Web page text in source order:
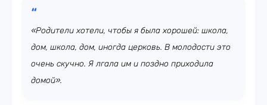
«Родители хотели, чтобы я была хорошей: школа,
дом, школа, дом, иногда церковь. В молодости это
очень скучно. Я лгала им и поздно приходила
домой».